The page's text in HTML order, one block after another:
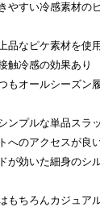
やすい冷感素材の
品なピケ素材を使用
触冷感の効果あり
もオールシーズン
ンプルな単品スラ
へのアクセスが良
が効いた細身のシ
もちろんカジュア